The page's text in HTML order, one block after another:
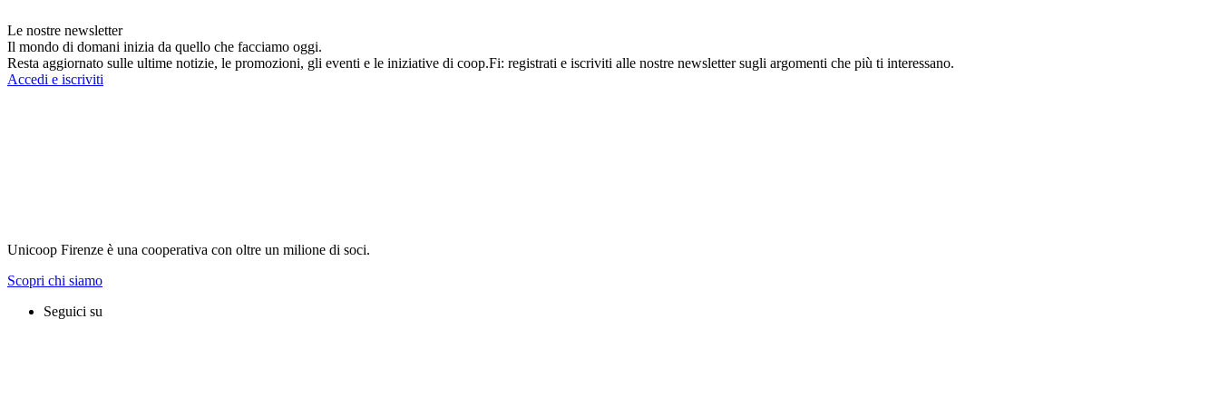
Le nostre newsletter
Il mondo di domani inizia da quello che facciamo oggi.
Resta aggiornato sulle ultime notizie, le promozioni, gli eventi e le iniziative di coop.Fi: registrati e iscriviti alle nostre newsletter sugli argomenti che più ti interessano.
Accedi e iscriviti
Unicoop Firenze è una cooperativa con oltre un milione di soci.
Scopri chi siamo
Seguici su